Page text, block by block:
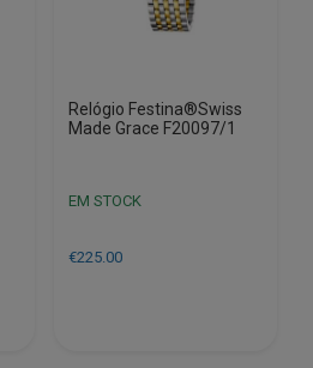
Relógio Festina®Swiss
Made Grace F20097/1
EM STOCK
€225.00